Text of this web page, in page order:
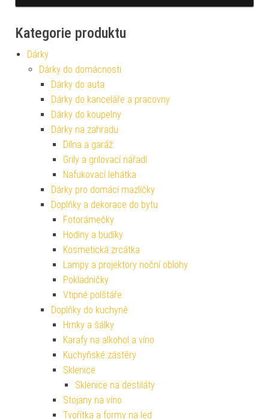
Kategorie produktu
Dárky
Dárky do domácnosti
Dárky do auta
Dárky do kanceláře a pracovny
Dárky do koupelny
Dárky na zahradu
Dílna a garáž
Grily a grilovací nářadí
Nafukovací lehátka
Dárky pro domácí mazlíčky
Doplňky a dekorace do bytu
Fotorámečky
Hodiny a budíky
Kosmetická zrcátka
Lampy a projektory noční oblohy
Pokladničky
Vtipné polštáře
Doplňky do kuchyně
Hrnky a šálky
Karafy na alkohol a víno
Kuchyňské zástěry
Sklenice
Sklenice na destiláty
Stojany na víno
Tvořítka a formy na led